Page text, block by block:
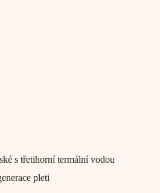
s třetihorní termální vodou
pleti